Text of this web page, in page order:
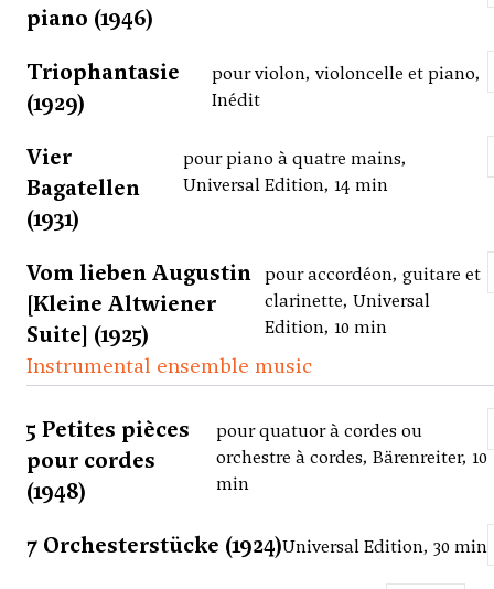
piano (1946)
Triophantasie
(1929)
pour violon, violoncelle et piano,
Inédit
Vier
Bagatellen
(1931)
pour piano à quatre mains,
Universal Edition, 14 min
Vom lieben Augustin
[Kleine Altwiener
Suite] (1925)
pour accordéon, guitare et
clarinette, Universal
Edition, 10 min
Instrumental ensemble music
5 Petites pièces
pour cordes
(1948)
pour quatuor à cordes ou
orchestre à cordes, Bärenreiter, 10
min
7 Orchesterstücke (1924)Universal Edition, 30 min